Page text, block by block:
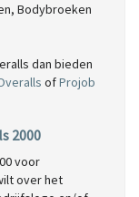
Bodybroeken
dan bieden
ofProjob
2000
voor
over het